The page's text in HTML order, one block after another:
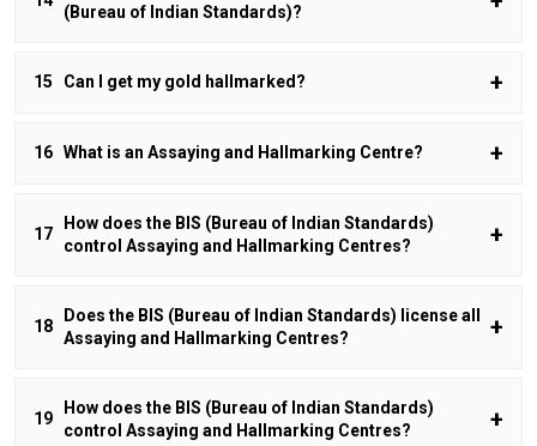
(Bureau of Indian Standards)?
Can I get my gold hallmarked?
What is an Assaying and Hallmarking Centre?
How does the BIS (Bureau of Indian Standards)
control Assaying and Hallmarking Centres?
Does the BIS (Bureau of Indian Standards) license all
Assaying and Hallmarking Centres?
How does the BIS (Bureau of Indian Standards)
control Assaying and Hallmarking Centres?